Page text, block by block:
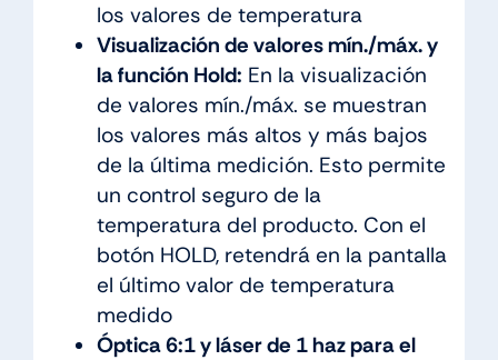
los valores de temperatura
Visualización de valores mín./máx. y
la función Hold: En la visualización
de valores mín./máx. se muestran
los valores más altos y más bajos
de la última medición. Esto permite
un control seguro de la
temperatura del producto. Con el
botón HOLD, retendrá en la pantalla
el último valor de temperatura
medido
Óptica 6:1 y láser de 1 haz para el